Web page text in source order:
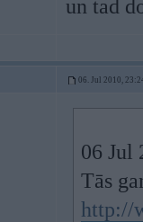
un tad
06. Jul 2010,
06 Jul
Tās
http://